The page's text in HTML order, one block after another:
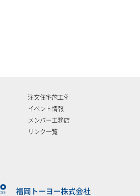
注文住宅施工例
イベント情報
メンバー工務店
リンク一覧
福岡トーヨー株式会社